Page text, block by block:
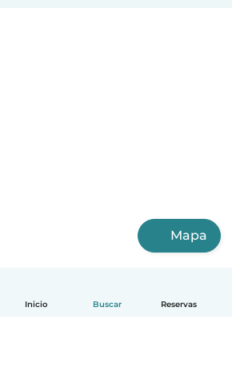
Inicio Buscar Reservas
Mapa